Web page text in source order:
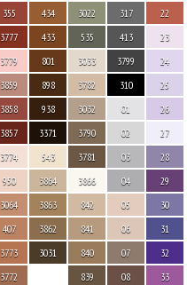
355
3777
3779
3859
3858
3857
3774
950
3064
407
3773
3772
434
433
801
898
938
3371
543
3864
3863
3862
3031
3022
535
3033
3782
3032
3790
3781
3866
842
841
840
839
317
413
3799
310
01
02
03
04
05
06
07
08
22
23
24
25
26
27
28
29
30
31
32
33